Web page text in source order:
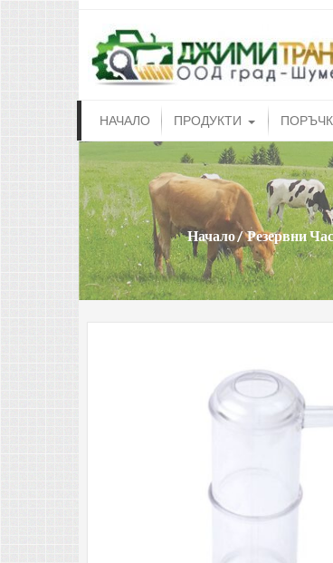
НАЧАЛО ПРОДУКТИ
Начало Резервни